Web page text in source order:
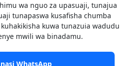
wa nguo za upasuaji, tunajua
tunapaswa kusafisha chumba
kuwa tunazuia wadudu
mwili wa binadamu.
WhatsApp